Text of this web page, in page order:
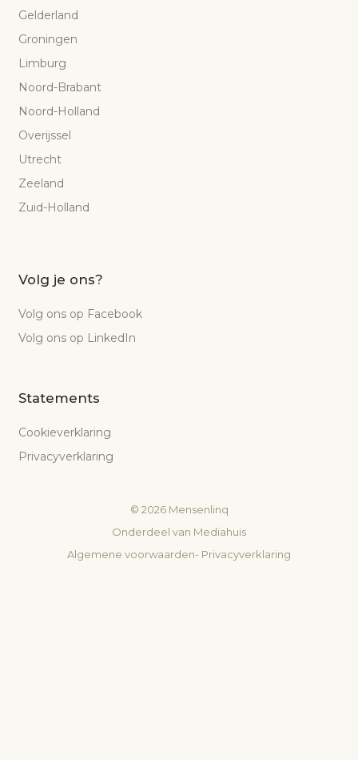
Gelderland
Groningen
Limburg
Noord-Brabant
Noord-Holland
Overijssel
Utrecht
Zeeland
Zuid-Holland
Volg je ons?
Volg ons op Facebook
Volg ons op LinkedIn
Statements
Cookieverklaring
Privacyverklaring
© 2026Mensenlinq
Onderdeel van Mediahuis
Algemene voorwaarden- Privacyverklaring